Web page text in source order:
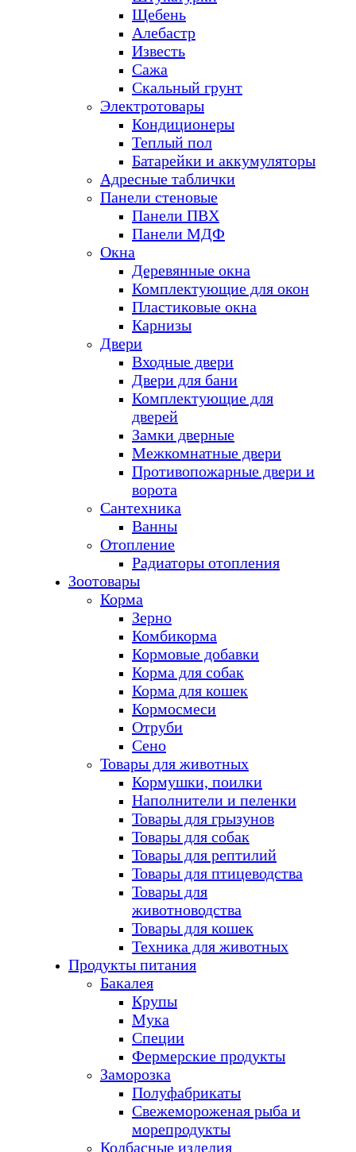
Щебень
Алебастр
Известь
Сажа
Скальный грунт
Электротовары
Кондиционеры
Теплый пол
Батарейки и аккумуляторы
Адресные таблички
Панели стеновые
Панели ПВХ
Панели МДФ
Окна
Деревянные окна
Комплектующие для окон
Пластиковые окна
Карнизы
Двери
Входные двери
Двери для бани
Комплектующие для
дверей
Замки дверные
Межкомнатные двери
Противопожарные двери и
ворота
Сантехника
Ванны
Отопление
Радиаторы отопления
Зоотовары
Корма
Зерно
Комбикорма
Кормовые добавки
Корма для собак
Корма для кошек
Кормосмеси
Отруби
Сено
Товары для животных
Кормушки, поилки
Наполнители и пеленки
Товары для грызунов
Товары для собак
Товары для рептилий
Товары для птицеводства
Товары для
животноводства
Товары для кошек
Техника для животных
Продукты питания
Бакалея
Крупы
Мука
Специи
Фермерские продукты
Заморозка
Полуфабрикаты
Свежемороженая рыба и
морепродукты
Колбасные изделия